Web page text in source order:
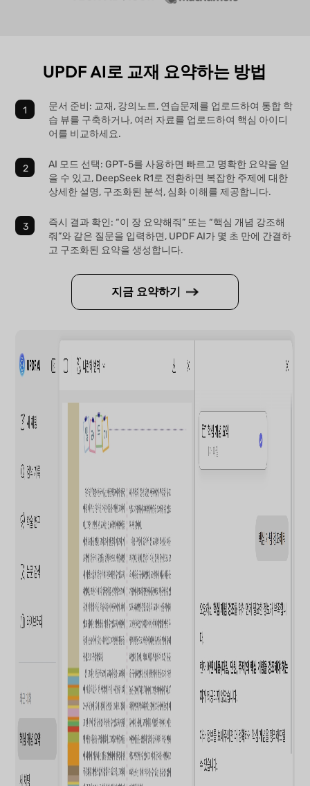
UPDF AI로 교재 요약하는 방법
문서 준비: 교재, 강의노트, 연습문제를 업로드하여 통합 학
습 뷰를 구축하거나, 여러 자료를 업로드하여 핵심 아이디
어를 비교하세요.
AI 모드 선택: GPT-5를 사용하면 빠르고 명확한 요약을 얻
을 수 있고, DeepSeek R1로 전환하면 복잡한 주제에 대한
상세한 설명, 구조화된 분석, 심화 이해를 제공합니다.
즉시 결과 확인: “이 장 요약해줘” 또는 “핵심 개념 강조해
줘”와 같은 질문을 입력하면, UPDF AI가 몇 초 만에 간결하
고 구조화된 요약을 생성합니다.
지금 요약하기